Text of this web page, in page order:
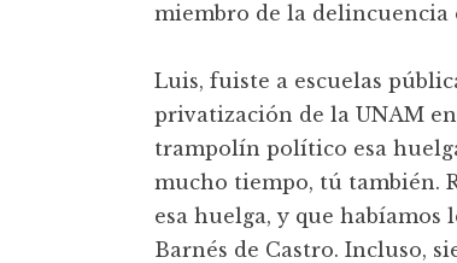
miembro de la delincuencia
Luis, fuiste a escuelas
privatización de la UNAM
trampolín político esa
mucho tiempo, tú también.
esa huelga, y que
Barnés de Castro. Incluso,